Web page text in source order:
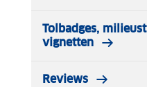
Tolbadges,
vignetten
Reviews